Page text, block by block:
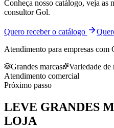
Conheça nosso catálogo, veja as
consultor Gol.
Quero receber o catálogo
Atendimento para empresas com
Grandes marcas
Variedade de
Atendimento comercial
Próximo passo
LEVE GRANDES
LOJA